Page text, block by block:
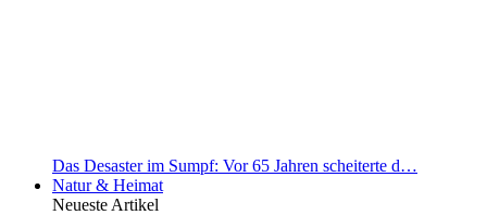
Das Desaster im Sumpf: Vor 65 Jahren scheiterte d…
Natur & Heimat
Neueste Artikel